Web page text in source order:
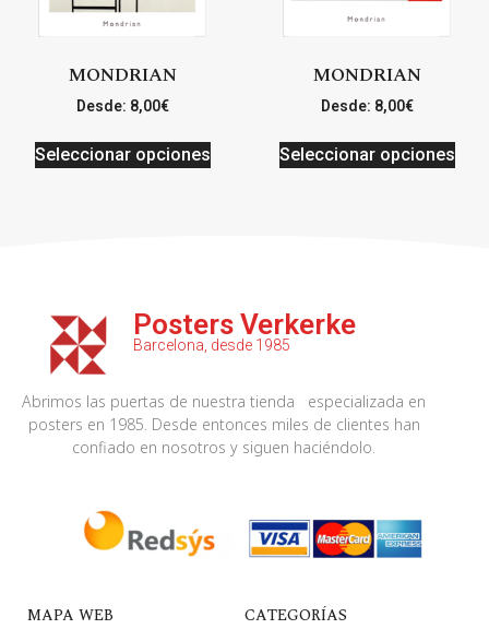
MONDRIAN
Desde: 8,00€
Seleccionar opciones
MONDRIAN
Desde: 8,00€
Seleccionar opciones
Posters Verkerke
Barcelona, desde 1985
Abrimos las puertas de nuestra tienda especializada en
posters en 1985. Desde entonces miles de clientes han
confiado en nosotros y siguen haciéndolo.
MAPA WEB CATEGORÍAS